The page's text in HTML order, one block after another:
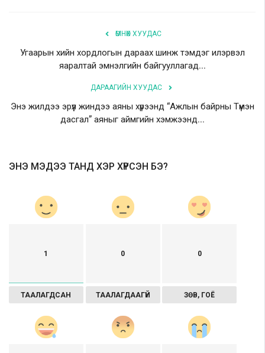
ӨМНӨХ ХУУДАС
Угаарын хийн хордлогын дараах шинж тэмдэг илэрвэл
яаралтай эмнэлгийн байгууллагад...
ДАРААГИЙН ХУУДАС
Энэ жилдээ эрүүл жиндээ аяны хүрээнд “Ажлын байрны Түмэн
дасгал” аяныг аймгийн хэмжээнд...
ЭНЭ МЭДЭЭ ТАНД ХЭР ХҮРСЭН БЭ?
1
ТААЛАГДСАН
0
ТААЛАГДААГҮЙ
0
ЗӨВ, ГОЁ